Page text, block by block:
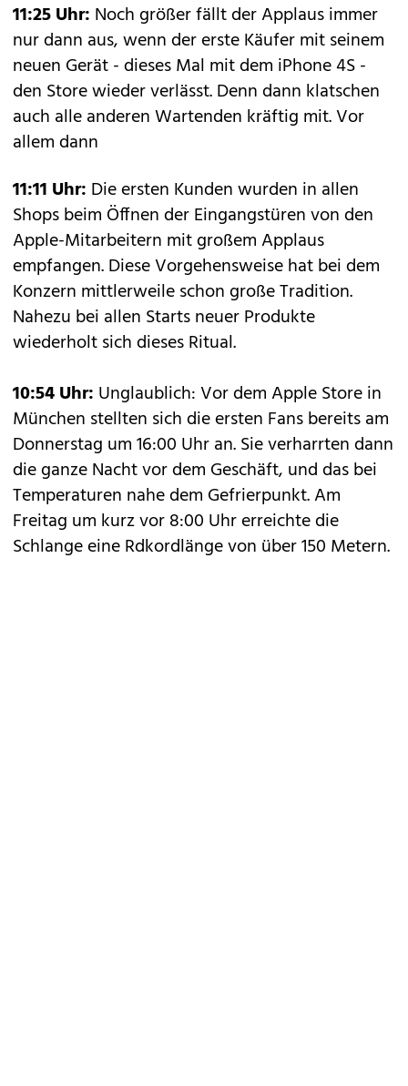
11:25 Uhr: Noch größer fällt der Applaus immer
nur dann aus, wenn der erste Käufer mit seinem
neuen Gerät - dieses Mal mit dem iPhone 4S -
den Store wieder verlässt. Denn dann klatschen
auch alle anderen Wartenden kräftig mit. Vor
allem dann
11:11 Uhr: Die ersten Kunden wurden in allen
Shops beim Öffnen der Eingangstüren von den
Apple-Mitarbeitern mit großem Applaus
empfangen. Diese Vorgehensweise hat bei dem
Konzern mittlerweile schon große Tradition.
Nahezu bei allen Starts neuer Produkte
wiederholt sich dieses Ritual.
10:54 Uhr: Unglaublich: Vor dem Apple Store in
München stellten sich die ersten Fans bereits am
Donnerstag um 16:00 Uhr an. Sie verharrten dann
die ganze Nacht vor dem Geschäft, und das bei
Temperaturen nahe dem Gefrierpunkt. Am
Freitag um kurz vor 8:00 Uhr erreichte die
Schlange eine Rdkordlänge von über 150 Metern.